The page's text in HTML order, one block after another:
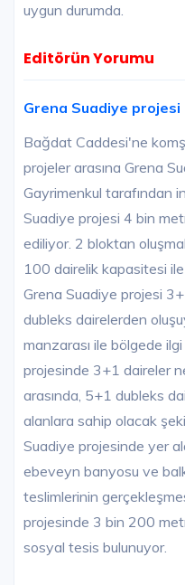
uygun durumda.
Editörün Yorumu
Grena Suadiye projesi
Bağdat Caddesi'ne
projeler arasına Grena
Gayrimenkul tarafından
Suadiye projesi 4 bin
ediliyor. 2 bloktan
100 dairelik kapasitesi
Grena Suadiye projesi
dubleks dairelerden
manzarası ile bölgede
projesinde 3+1 daireler
arasında, 5+1 dubleks
alanlara sahip olacak
Suadiye projesinde yer
ebeveyn banyosu ve
teslimlerinin
projesinde 3 bin 200
sosyal tesis bulunuyor.